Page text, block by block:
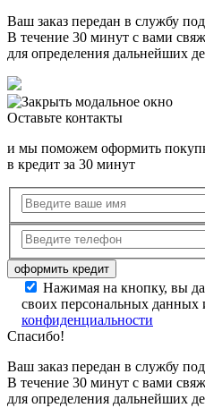
Ваш заказ передан в службу
В течение 30 минут с вами
для определения дальнейших
Оставьте контакты
и мы поможем оформить
в кредит за 30 минут
Нажимая на кнопку, вы
своих персональных данных
конфиденциальности
Спасибо!
Ваш заказ передан в службу
В течение 30 минут с вами
для определения дальнейших